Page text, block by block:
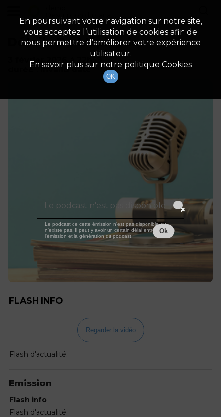
Détails De L'épisode
3 février 2026
à 22h59
durée : Invalid date
FLASH INFO
Regarder la vidéo
Flash d'actualité.
Emission
Flash info
Flash d'actualité.
En poursuivant votre navigation sur notre site,
vous acceptez l’utilisation de cookies afin de
nous permettre d’améliorer votre expérience
utilisateur.
En savoir plus sur notre politique Cookies
OK
Le podcast n'est pas disponible
Le podcast de cette émission n'est pas disponible ou
n'existe pas. Il peut y avoir un certain délai entre la fin de
l'émission et la génération du podcast.
Ok